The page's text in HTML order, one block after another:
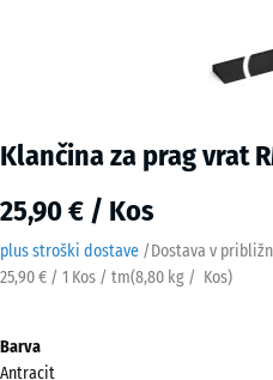
Klančina za prag vrat
25,90 € / Kos
plus stroški dostave /Dostava v
25,90 € / 1 Kos / tm(8,80 kg / Kos)
Barva
Antracit